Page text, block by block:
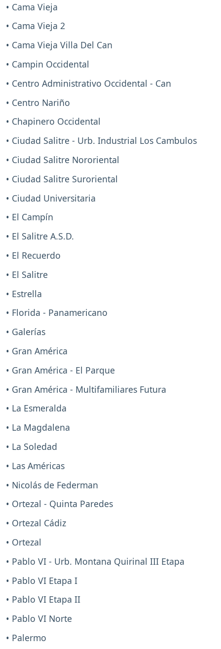
• Cama Vieja
• Cama Vieja 2
• Cama Vieja Villa Del Can
• Campin Occidental
• Centro Administrativo Occidental - Can
• Centro Nariño
• Chapinero Occidental
• Ciudad Salitre - Urb. Industrial Los Cambulos
• Ciudad Salitre Nororiental
• Ciudad Salitre Suroriental
• Ciudad Universitaria
• El Campín
• El Salitre A.S.D.
• El Recuerdo
• El Salitre
• Estrella
• Florida - Panamericano
• Galerías
• Gran América
• Gran América - El Parque
• Gran América - Multifamiliares Futura
• La Esmeralda
• La Magdalena
• La Soledad
• Las Américas
• Nicolás de Federman
• Ortezal - Quinta Paredes
• Ortezal Cádiz
• Ortezal
• Pablo VI - Urb. Montana Quirinal III Etapa
• Pablo VI Etapa I
• Pablo VI Etapa II
• Pablo VI Norte
• Palermo